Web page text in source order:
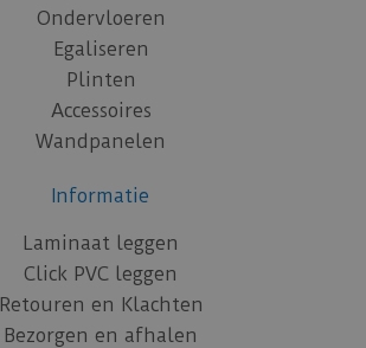
Ondervloeren
Egaliseren
Plinten
Accessoires
Wandpanelen
Informatie
Laminaat leggen
Click PVC leggen
Retouren en Klachten
Bezorgen en afhalen